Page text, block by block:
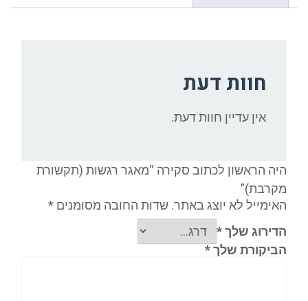
חוות דעת
אין עדיין חוות דעת.
היה הראשון לכתוב סקירה “מאגר רגשות (תקשורת
מקרבת)”
האימייל לא יוצג באתר. שדות החובה מסומנים*
הדירוג שלך*
הביקורת שלך*